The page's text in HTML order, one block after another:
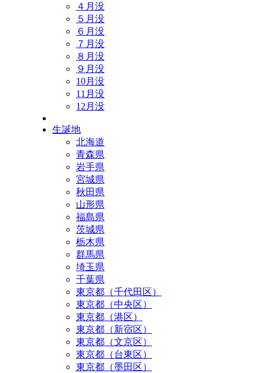
４月没
５月没
６月没
７月没
８月没
９月没
10月没
11月没
12月没
生誕地
北海道
青森県
岩手県
宮城県
秋田県
山形県
福島県
茨城県
栃木県
群馬県
埼玉県
千葉県
東京都（千代田区）
東京都（中央区）
東京都（港区）
東京都（新宿区）
東京都（文京区）
東京都（台東区）
東京都（墨田区）